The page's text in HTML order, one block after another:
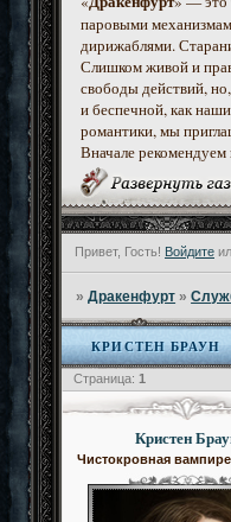
паровыми
дирижаблями.
Слишком живой и
свободы действий,
и беспечной, как
романтики, мы
Вначале рекомендуем
Привет, Гость! Войдите
»Дракенфурт »
КРИСТЕН БРАУН
Страница: 1
Кристен
Чистокровная